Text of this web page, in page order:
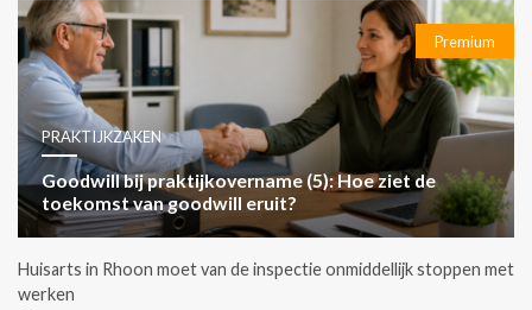
Premium
PRAKTIJKZAKEN
Goodwill bij praktijkovername (5): Hoe ziet de
toekomst van goodwill eruit?
Huisarts in Rhoon moet van de inspectie onmiddellijk stoppen met
werken